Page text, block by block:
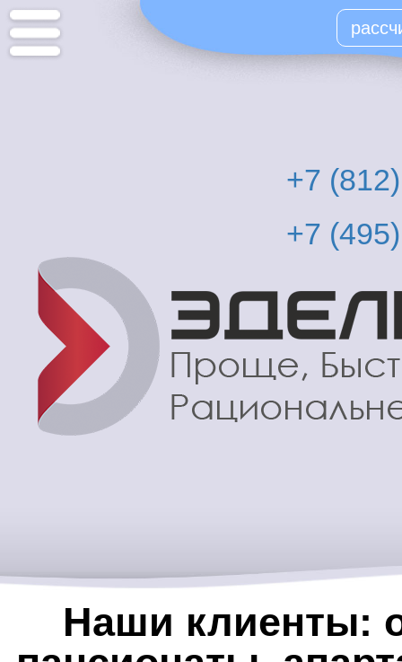
Перейти
+7
+7
Наши клиенты: